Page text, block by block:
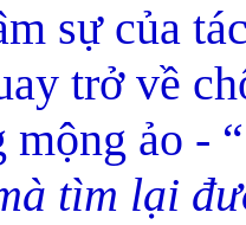
sự của
trở về
mộng ảo -
tìm lại